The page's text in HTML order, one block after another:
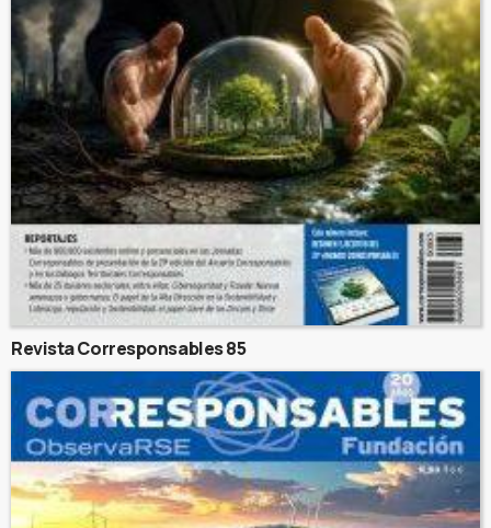
Revista Corresponsables 85